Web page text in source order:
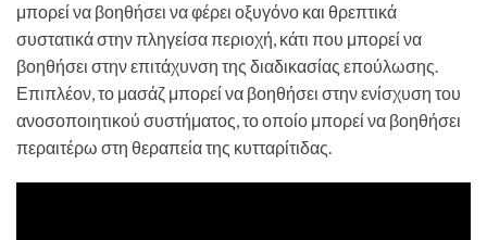
μπορεί να βοηθήσει να φέρει οξυγόνο και θρεπτικά
συστατικά στην πληγείσα περιοχή, κάτι που μπορεί να
βοηθήσει στην επιτάχυνση της διαδικασίας επούλωσης.
Επιπλέον, το μασάζ μπορεί να βοηθήσει στην ενίσχυση του
ανοσοποιητικού συστήματος, το οποίο μπορεί να βοηθήσει
περαιτέρω στη θεραπεία της κυτταρίτιδας.